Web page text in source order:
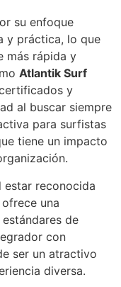
su enfoque
y práctica, lo que
más rápida y
Atlantik Surf
y
al buscar siempre
para surfistas
tiene un impacto
estar reconocida
ofrece una
de
con
ser un atractivo
diversa.